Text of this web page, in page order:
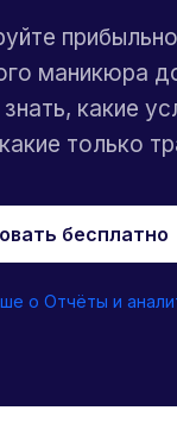
маникюра
какие
какие только
бесплатно
о Отчёты и